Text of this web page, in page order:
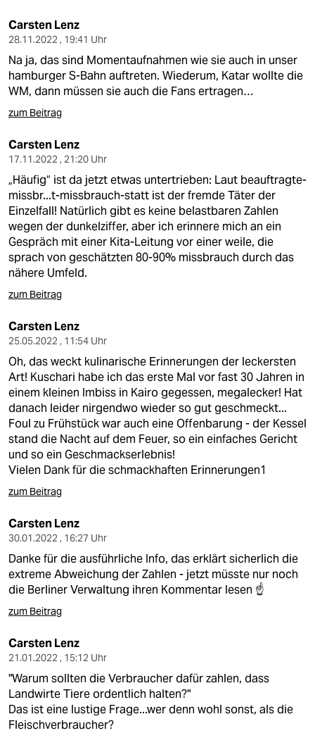
Carsten Lenz
28.11.2022 , 19:41 Uhr
Na ja, das sind Momentaufnahmen wie sie auch in unser
hamburger S-Bahn auftreten. Wiederum, Katar wollte die
WM, dann müssen sie auch die Fans ertragen…
zum Beitrag
Carsten Lenz
17.11.2022 , 21:20 Uhr
„Häufig“ ist da jetzt etwas untertrieben: Laut beauftragte-
missbr...t-missbrauch-statt ist der fremde Täter der
Einzelfall! Natürlich gibt es keine belastbaren Zahlen
wegen der dunkelziffer, aber ich erinnere mich an ein
Gespräch mit einer Kita-Leitung vor einer weile, die
sprach von geschätzten 80-90% missbrauch durch das
nähere Umfeld.
zum Beitrag
Carsten Lenz
25.05.2022 , 11:54 Uhr
Oh, das weckt kulinarische Erinnerungen der leckersten
Art! Kuschari habe ich das erste Mal vor fast 30 Jahren in
einem kleinen Imbiss in Kairo gegessen, megalecker! Hat
danach leider nirgendwo wieder so gut geschmeckt...
Foul zu Frühstück war auch eine Offenbarung - der Kessel
stand die Nacht auf dem Feuer, so ein einfaches Gericht
und so ein Geschmackserlebnis!
Vielen Dank für die schmackhaften Erinnerungen1
zum Beitrag
Carsten Lenz
30.01.2022 , 16:27 Uhr
Danke für die ausführliche Info, das erklärt sicherlich die
extreme Abweichung der Zahlen - jetzt müsste nur noch
die Berliner Verwaltung ihren Kommentar lesen ☝️
zum Beitrag
Carsten Lenz
21.01.2022 , 15:12 Uhr
"Warum sollten die Verbraucher dafür zahlen, dass
Landwirte Tiere ordentlich halten?"
Das ist eine lustige Frage...wer denn wohl sonst, als die
Fleischverbraucher?